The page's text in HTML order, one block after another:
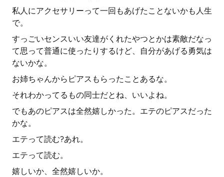
私人にアクセサリーって一回もあげたことないかも人生
で。
すっごいセンスいい友達がくれたやつとかは素敵だなっ
て思って普通に使ったりするけど、自分があげる勇気は
ないかな。
お姉ちゃんからピアスもらったことあるな。
それわかってるもの同士だとね、いいよね。
でもあのピアスは全然嬉しかった。エテのピアスだった
かな。
エテって読む?あれ。
エテって読む。
嬉しいか、全然嬉しいか。